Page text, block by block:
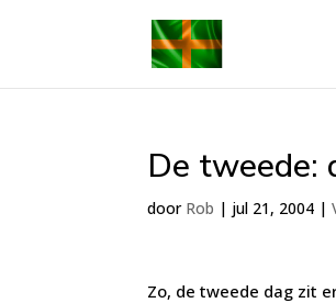
De tweede:
door Rob | jul 21, 2004 |
Zo, de tweede dag zit